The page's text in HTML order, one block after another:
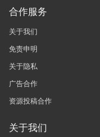
合作服务
关于我们
免责申明
关于隐私
广告合作
资源投稿合作
关于我们